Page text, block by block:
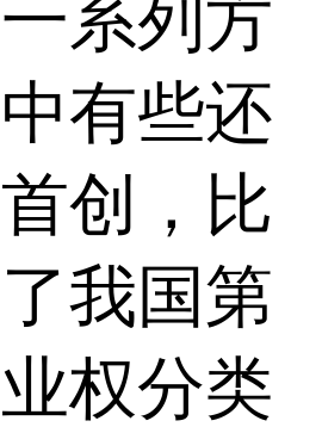
系列方
有些还
创，比
我国第
权分类